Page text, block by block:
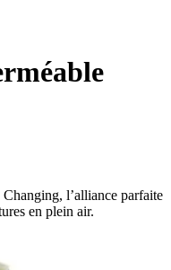
l’alliance parfaite
en plein air.